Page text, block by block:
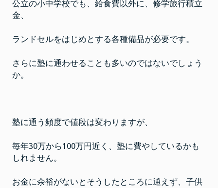
と
る
公立の小中学校でも、給食費以外に、修学旅行積立
金、
ランドセルをはじめとする各種備品が必要です。
さらに塾に通わせることも多いのではないでしょう
か。
塾に通う頻度で値段は変わりますが、
毎年30万から100万円近く、塾に費やしているかも
しれません。
お金に余裕がないとそうしたところに通えず、子供